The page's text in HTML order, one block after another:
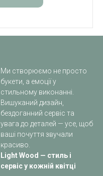
Ми створюємо не просто
букети, а емоції у
стильному виконанні.
Вишуканий дизайн,
бездоганний сервіс та
увага до деталей — усе, щоб
ваші почуття звучали
красиво.
Light Wood — стиль і
сервіс у кожній квітці